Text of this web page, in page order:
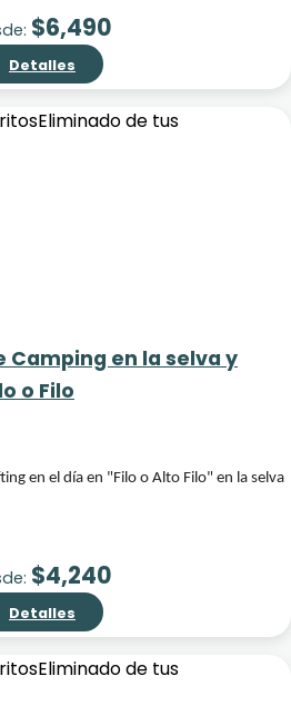
$6,490
Detalles
Eliminado de tus
Camping en la selva y
o Filo
en el día en "Filo o Alto Filo" en la selva
$4,240
Detalles
Eliminado de tus